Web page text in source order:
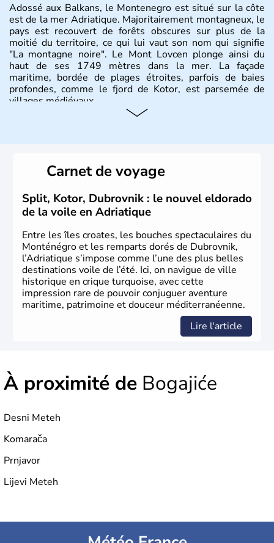
Adossé aux Balkans, le Montenegro est situé sur la côte
est de la mer Adriatique. Majoritairement montagneux, le
pays est recouvert de forêts obscures sur plus de la
moitié du territoire, ce qui lui vaut son nom qui signifie
"La montagne noire". Le Mont Lovcen plonge ainsi du
haut de ses 1749 mètres dans la mer. La façade
maritime, bordée de plages étroites, parfois de baies
profondes, comme le fjord de Kotor, est parsemée de
villages médiévaux.
Carnet de voyage
Split, Kotor, Dubrovnik : le nouvel eldorado
de la voile en Adriatique
Entre les îles croates, les bouches spectaculaires du
Monténégro et les remparts dorés de Dubrovnik,
l’Adriatique s’impose comme l’une des plus belles
destinations voile de l’été. Ici, on navigue de ville
historique en crique turquoise, avec cette
impression rare de pouvoir conjuguer aventure
maritime, patrimoine et douceur méditerranéenne.
Lire l'article
À proximité de Bogajiće
Desni Meteh
Komarača
Prnjavor
Lijevi Meteh